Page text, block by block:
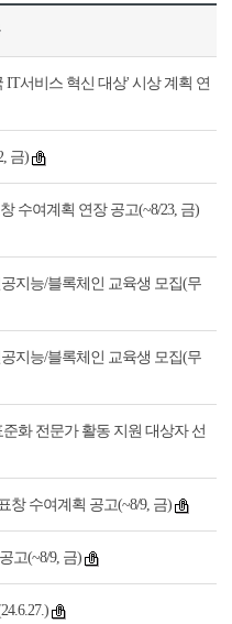
IT서비스 혁신 대상' 시상 계획 연
금)
창 수여계획 연장 공고(~8/23, 금)
지능/블록체인 교육생 모집(무
지능/블록체인 교육생 모집(무
화 전문가 활동 지원 대상자 선
창 수여계획 공고(~8/9, 금)
고(~8/9, 금)